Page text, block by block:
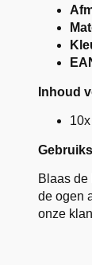
Inhoud
Blaas de
de ogen
onze